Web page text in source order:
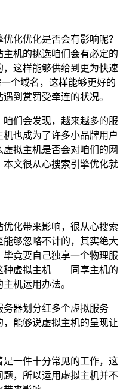
化优化是否会有影响呢？
机的挑选咱们会有必定的
这样能够供给到更为快速
个域名，这样能够更好的
到赏罚受牵连的状况。
们会发现，越来越多的服
也成为了许多小品牌用户
拟主机是否会对咱们的网
文很从心搜索引擎优化就
化带来影响，很从心搜索
够忽略不计的，其实绝大
竟要自己独享一个物理服
种虚拟主机——同享主机的
机运用办法。
器划分红多个虚拟服务
能够说虚拟主机的呈现让
一件十分常见的工作，这
，所以运用虚拟主机并不